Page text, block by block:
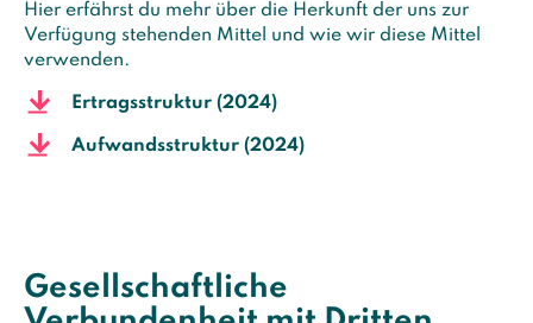
Hier erfährst du mehr über die Herkunft der uns zur
Verfügung stehenden Mittel und wie wir diese Mittel
verwenden.
Ertragsstruktur (2024)
Aufwandsstruktur (2024)
Gesellschaftliche